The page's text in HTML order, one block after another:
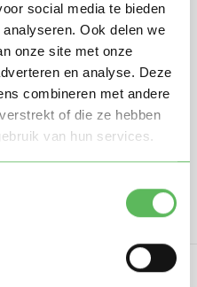
social media te bieden
Ook delen we
onze site met onze
en analyse. Deze
combineren met andere
of die ze hebben
van hun services.
in mijn omgeving per
met deAlgemene